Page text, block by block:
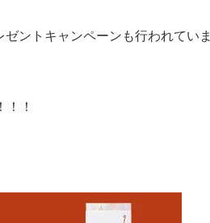
ントキャンペーンも行われていま
！